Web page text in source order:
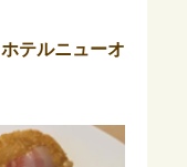
テルニューオ